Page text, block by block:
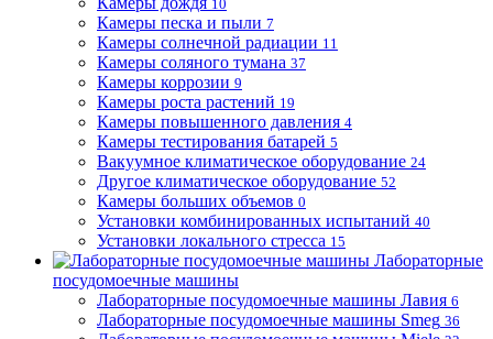
10
Камеры песка и пыли 7
Камеры солнечной радиации 11
Камеры соляного тумана 37
Камеры коррозии 9
Камеры роста растений 19
Камеры повышенного давления 4
Камеры тестирования батарей 5
Вакуумное климатическое оборудование 24
Другое климатическое оборудование 52
Камеры больших объемов 0
Установки комбинированных испытаний 40
Установки локального стресса 15
Лабораторные
посудомоечные машины
Лабораторные посудомоечные машины Лавия 6
Лабораторные посудомоечные машины Smeg 36